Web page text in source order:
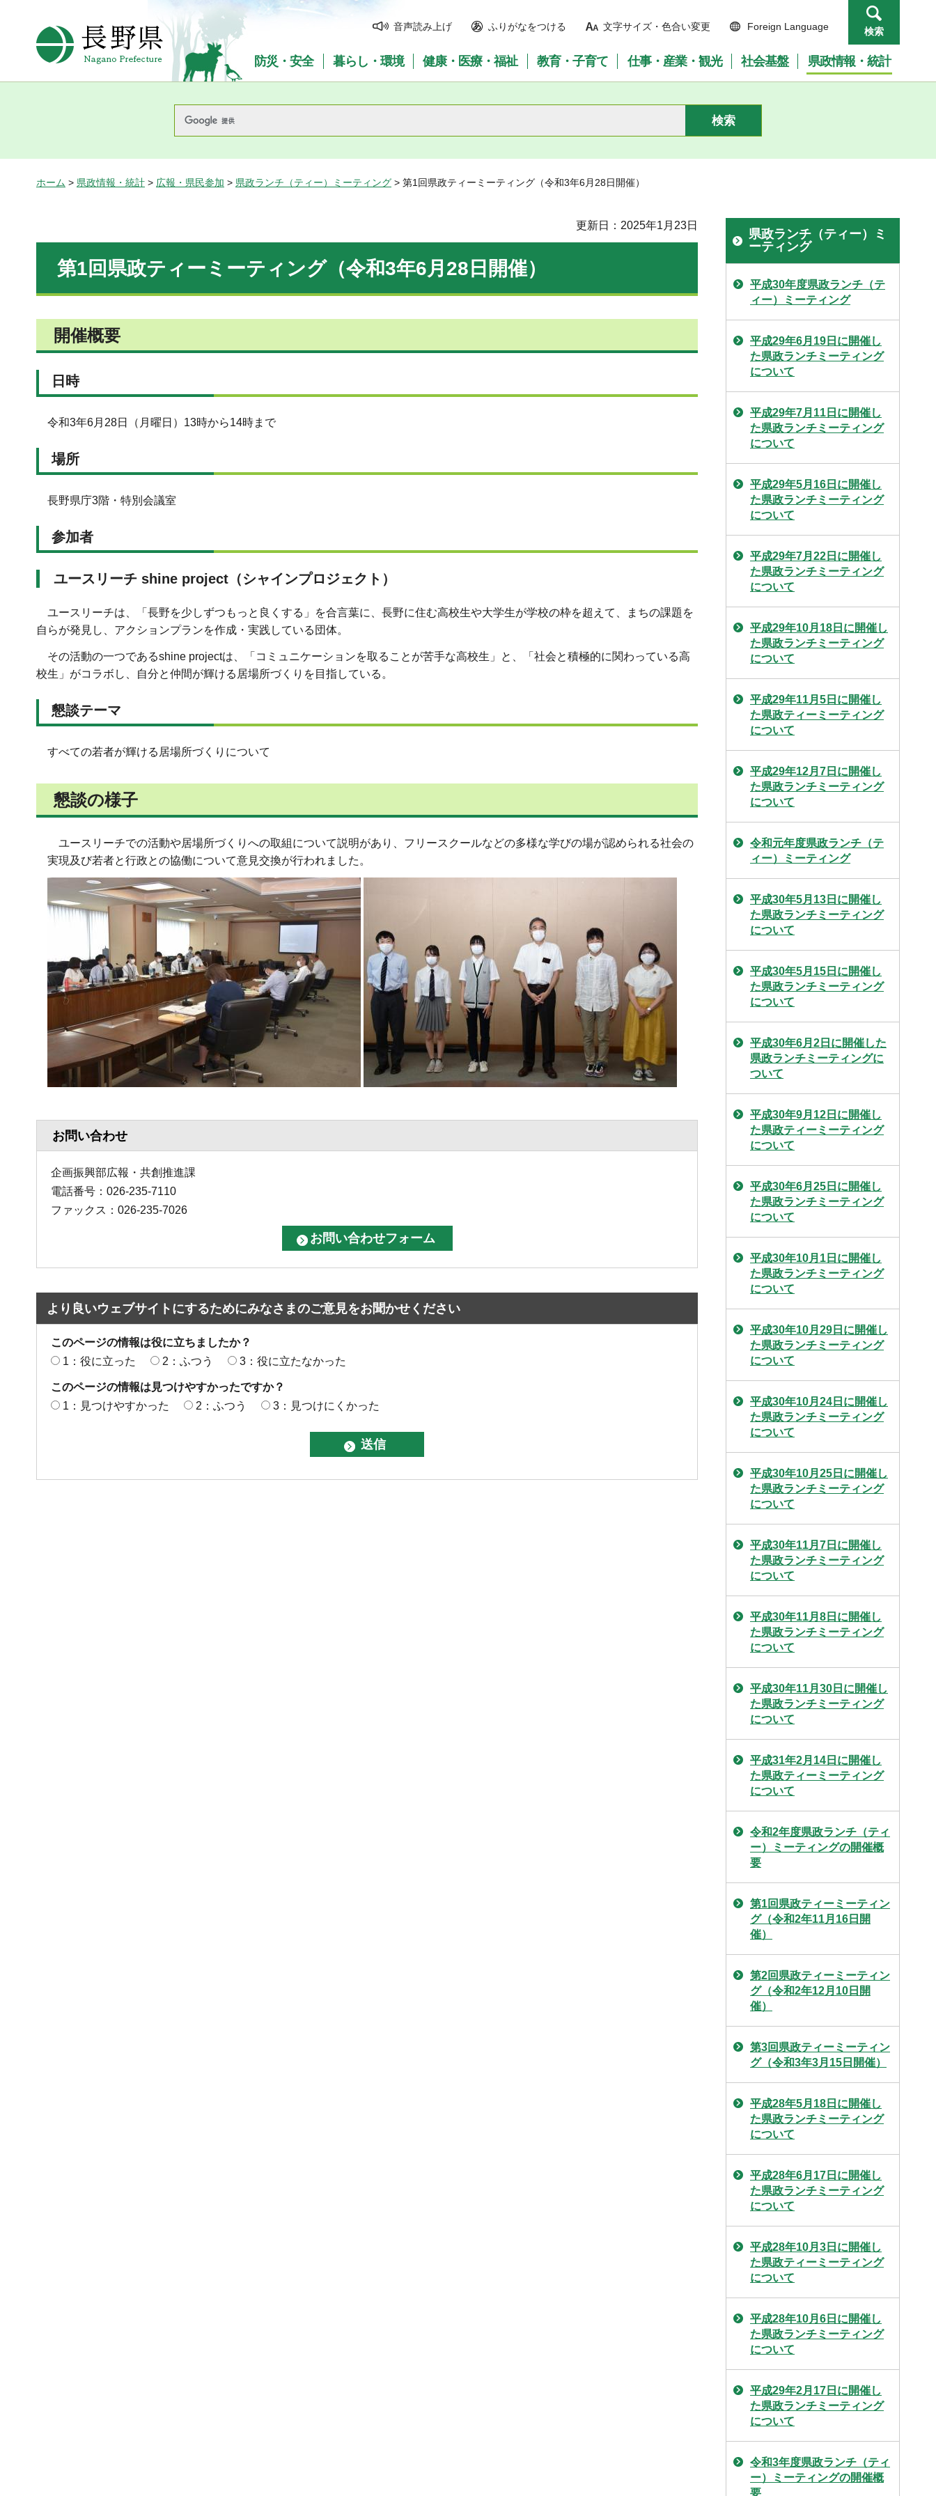
長野県Nagano Prefecture
音声読み上げ ふりがなをつける 文字サイズ・色合い変更 Foreign Language 検索
防災・安全 暮らし・環境 健康・医療・福祉 教育・子育て 仕事・産業・観光 社会基盤 県政情報・統計
ホーム > 県政情報・統計 > 広報・県民参加 > 県政ランチ（ティー）ミーティング > 第1回県政ティーミーティング（令和3年6月28日開催）
更新日：2025年1月23日
第1回県政ティーミーティング（令和3年6月28日開催）
開催概要
日時
令和3年6月28日（月曜日）13時から14時まで
場所
長野県庁3階・特別会議室
参加者
ユースリーチ shine project（シャインプロジェクト）
ユースリーチは、「長野を少しずつもっと良くする」を合言葉に、長野に住む高校生や大学生が学校の枠を超えて、まちの課題を
自らが発見し、アクションプランを作成・実践している団体。
その活動の一つであるshine projectは、「コミュニケーションを取ることが苦手な高校生」と、「社会と積極的に関わっている高
校生」がコラボし、自分と仲間が輝ける居場所づくりを目指している。
懇談テーマ
すべての若者が輝ける居場所づくりについて
懇談の様子
ユースリーチでの活動や居場所づくりへの取組について説明があり、フリースクールなどの多様な学びの場が認められる社会の
実現及び若者と行政との協働について意見交換が行われました。
お問い合わせ
企画振興部広報・共創推進課
電話番号：026-235-7110
ファックス：026-235-7026
より良いウェブサイトにするためにみなさまのご意見をお聞かせください
このページの情報は役に立ちましたか？
1：役に立った
2：ふつう 3：役に立たなかった
このページの情報は見つけやすかったですか？
1：見つけやすかった
2：ふつう 3：見つけにくかった
県政ランチ（ティー）ミ
ーティング
平成30年度県政ランチ（テ
ィー）ミーティング
平成29年6月19日に開催し
た県政ランチミーティング
について
平成29年7月11日に開催し
た県政ランチミーティング
について
平成29年5月16日に開催し
た県政ランチミーティング
について
平成29年7月22日に開催し
た県政ランチミーティング
について
平成29年10月18日に開催し
た県政ランチミーティング
について
平成29年11月5日に開催し
た県政ティーミーティング
について
平成29年12月7日に開催し
た県政ランチミーティング
について
令和元年度県政ランチ（テ
ィー）ミーティング
平成30年5月13日に開催し
た県政ランチミーティング
について
平成30年5月15日に開催し
た県政ランチミーティング
について
平成30年6月2日に開催した
県政ランチミーティングに
ついて
平成30年9月12日に開催し
た県政ティーミーティング
について
平成30年6月25日に開催し
た県政ランチミーティング
について
平成30年10月1日に開催し
た県政ランチミーティング
について
平成30年10月29日に開催し
た県政ランチミーティング
について
平成30年10月24日に開催し
た県政ランチミーティング
について
平成30年10月25日に開催し
た県政ランチミーティング
について
平成30年11月7日に開催し
た県政ランチミーティング
について
平成30年11月8日に開催し
た県政ランチミーティング
について
平成30年11月30日に開催し
た県政ランチミーティング
について
平成31年2月14日に開催し
た県政ティーミーティング
について
令和2年度県政ランチ（ティ
ー）ミーティングの開催概
要
第1回県政ティーミーティン
グ（令和2年11月16日開
催）
第2回県政ティーミーティン
グ（令和2年12月10日開
催）
第3回県政ティーミーティン
グ（令和3年3月15日開催）
平成28年5月18日に開催し
た県政ランチミーティング
について
平成28年6月17日に開催し
た県政ランチミーティング
について
平成28年10月3日に開催し
た県政ティーミーティング
について
平成28年10月6日に開催し
た県政ランチミーティング
について
平成29年2月17日に開催し
た県政ランチミーティング
について
令和3年度県政ランチ（ティ
ー）ミーティングの開催概
要